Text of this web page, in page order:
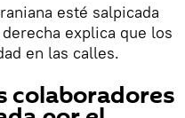
esté salpicada
explica que los
en las calles.
colaboradores